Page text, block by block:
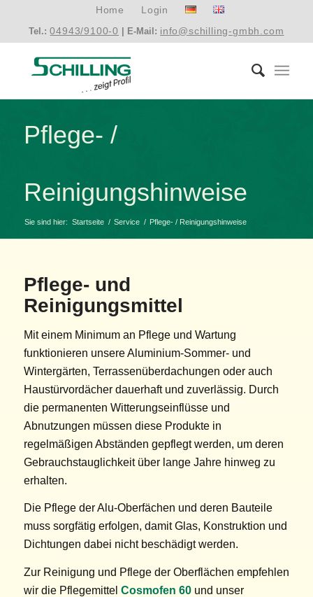
Home Login
Tel.:04943/9100-0 | E-Mail: info@schilling-gmbh.com
Pflege- /
Reinigungshinweise
Sie sind hier: Startseite / Service / Pflege- / Reinigungshinweise
Pflege- und
Reinigungsmittel
Mit einem Minimum an Pflege und Wartung
funktionieren unsere Aluminium-Sommer- und
Wintergärten, Terrassenüberdachungen oder auch
Haustürvordächer dauerhaft und zuverlässig. Durch
die permanenten Witterungseinflüsse und
Abnutzungen müssen diese Produkte in
regelmäßigen Abständen gepflegt werden, um deren
Gebrauchstauglichkeit über lange Jahre hinweg zu
erhalten.
Die Pflege der Alu-Oberfächen und deren Bauteile
muss sorgfätig erfolgen, damit Glas, Konstruktion und
Dichtungen dabei nicht beschädigt werden.
Zur Reinigung und Pflege der Oberflächen empfehlen
wir die Pflegemittel Cosmofen 60und unser